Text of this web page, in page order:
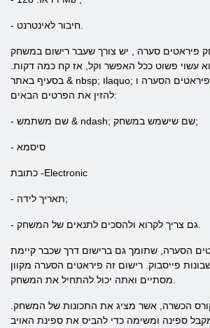
רישום במשחק
עשוי פשוט ככל האפשר וקל, אז קח כמה דקות.
בסעיף באתר & nbsp; וlaquo;
הסערה
להזין את הפרטים הבאים:
- שם משתמש & ndash; שם שישמש במשחק;
- סיסמא
כתובת -Electronic
- תאריך לידה;
הסערה, שתומך גם ברישום דרך שכבר קיימת
פייסבוק. רישום זה פיראטים הסערה מקוון
הכשרה, אשר מציג את התכונות של המשחק.
ספינה ומשימה כדי להביס את ספינת האויב